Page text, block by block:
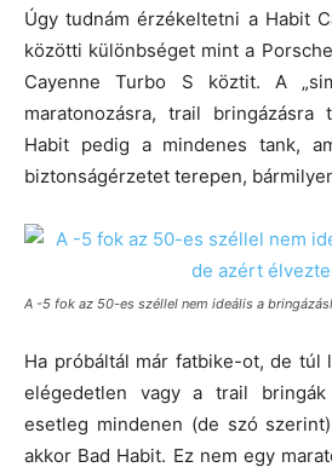
Úgy tudnám érzékeltetni a Habit
közötti különbséget mint a
Cayenne Turbo S köztit. A
maratonozásra, trail
Habit pedig a mindenes tank,
biztonságérzetet terepen,
A -5 fok az 50-es széllel nem ideális a
Ha próbáltál már fatbike-ot, de túl
elégedetlen vagy a trail bringák
esetleg mindenen (de szó
akkor Bad Habit. Ez nem egy